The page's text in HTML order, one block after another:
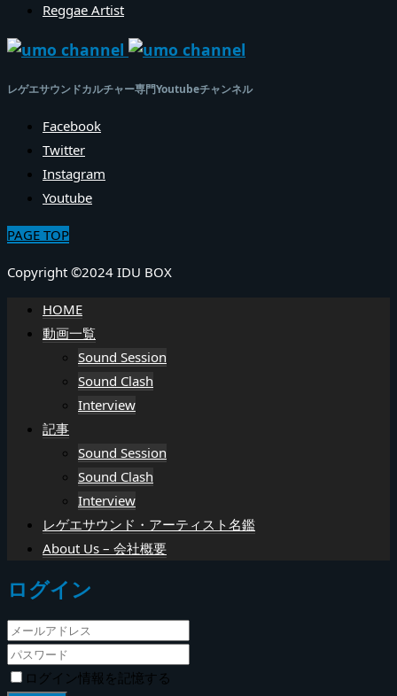
Reggae Artist
レゲエサウンドカルチャー専門Youtubeチャンネル
Facebook
Twitter
Instagram
Youtube
PAGE TOP
Copyright ©2024 IDU BOX
HOME
動画一覧
Sound Session
Sound Clash
Interview
記事
Sound Session
Sound Clash
Interview
レゲエサウンド・アーティスト名鑑
About Us – 会社概要
ログイン
ログイン情報を記憶する